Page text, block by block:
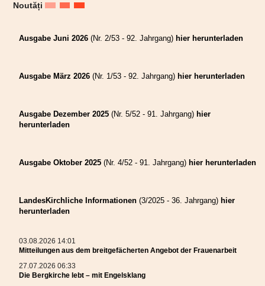
Noutăți
Ausgabe Juni 2026 (Nr. 2/53 - 92. Jahrgang) hier herunterladen
Ausgabe März 2026 (Nr. 1/53 - 92. Jahrgang) hier herunterladen
Ausgabe Dezember 2025 (Nr. 5/52 - 91. Jahrgang) hier
herunterladen
Ausgabe Oktober 2025 (Nr. 4/52 - 91. Jahrgang) hier herunterladen
LandesKirchliche Informationen (3/2025 - 36. Jahrgang) hier
herunterladen
03.08.2026 14:01
Mitteilungen aus dem breitgefächerten Angebot der Frauenarbeit
27.07.2026 06:33
Die Bergkirche lebt – mit Engelsklang